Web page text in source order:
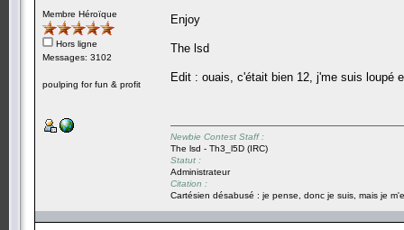
Membre Héroïque
Hors ligne
Messages: 3102
poulping for fun & profit
Enjoy
The lsd
Edit : ouais, c'était bien 12, j'me suis loupé
Newbie Contest Staff :
The lsd - Th3_l5D (IRC)
Statut :
Administrateur
Citation :
Cartésien désabusé : je pense, donc je suis, mais je